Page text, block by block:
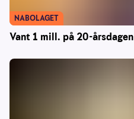
Vant 1 mill. på 20-årsdagen
NABOLAGET